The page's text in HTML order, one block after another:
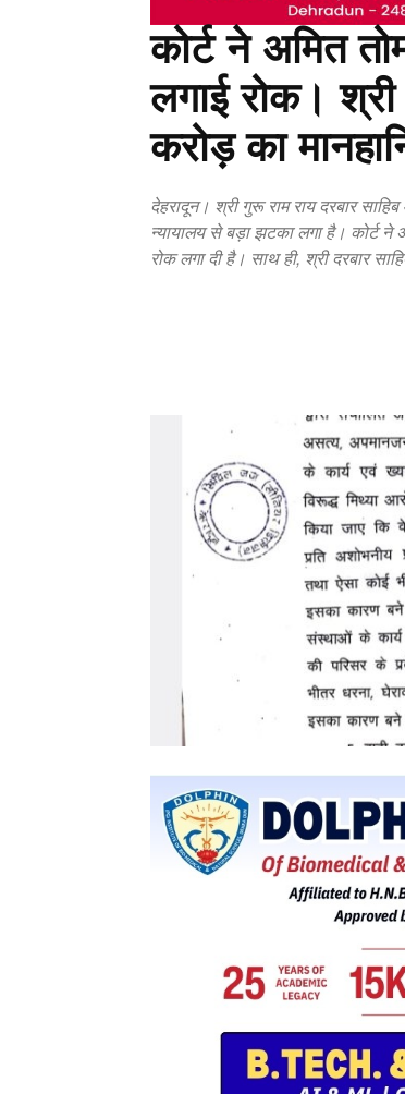
कोर्ट ने अमित
लगाई रोक। श्री
करोड़ का
देहरादून। श्री गुरू राम राय दरबार
न्यायालय से बड़ा झटका लगा है। कोर्ट ने
रोक लगा दी है। साथ ही, श्री दरबार